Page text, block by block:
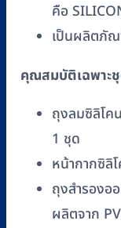
คือ
เป็นผลิตภัณ
คุณสมบัติเฉพาะ
ถุงลมซิลิโค
1 ชุด
หน้ากากซิลิ
ถุงสำรองอ
ผลิตจาก